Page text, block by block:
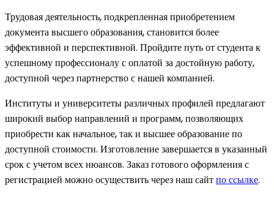
Трудовая деятельность, подкрепленная приобретением
документа высшего образования, становится более
эффективной и перспективной. Пройдите путь от студента к
успешному профессионалу с оплатой за достойную работу,
доступной через партнерство с нашей компанией.
Институты и университеты различных профилей предлагают
широкий выбор направлений и программ, позволяющих
приобрести как начальное, так и высшее образование по
доступной стоимости. Изготовление завершается в указанный
срок с учетом всех нюансов. Заказ готового оформления с
регистрацией можно осуществить через наш сайтпо ссылке.